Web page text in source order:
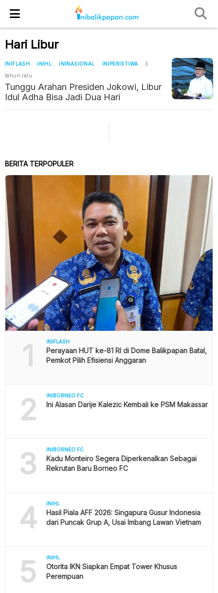
Hari Libur
INIFLASH INIHL ININASIONAL INIPERISTIWA
3
tahun lalu
Tunggu Arahan Presiden Jokowi, Libur
Idul Adha Bisa Jadi Dua Hari
BERITA TERPOPULER
1 INIFLASH
Perayaan HUT ke-81 RI di Dome Balikpapan Batal,
Pemkot Pilih Efisiensi Anggaran
2 INIBORNEO FC
Ini Alasan Darije Kalezic Kembali ke PSM Makassar
3 INIBORNEO FC
Kadu Monteiro Segera Diperkenalkan Sebagai
Rekrutan Baru Borneo FC
4 INIHL
Hasil Piala AFF 2026: Singapura Gusur Indonesia
dari Puncak Grup A, Usai Imbang Lawan Vietnam
5 INIHL
Otorita IKN Siapkan Empat Tower Khusus
Perempuan